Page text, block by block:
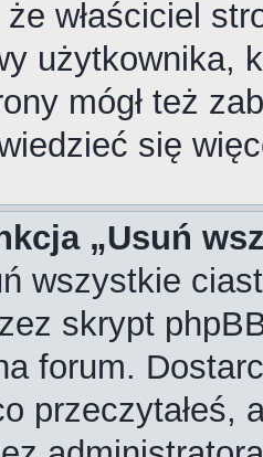
właściciel
użytkownika,
mógł też
się
„Usuń
wszystkie
skrypt
forum.
przeczytałeś,